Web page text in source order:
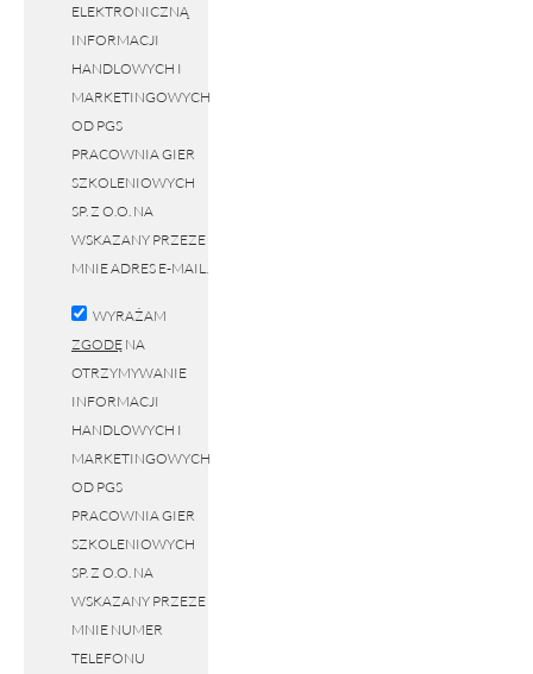
ELEKTRONICZNĄ
INFORMACJI
HANDLOWYCH I
MARKETINGOWYCH
OD PGS
PRACOWNIA GIER
SZKOLENIOWYCH
SP. Z O.O. NA
WSKAZANY PRZEZE
MNIE ADRES E-MAIL.
WYRAŻAM
ZGODĘ NA
OTRZYMYWANIE
INFORMACJI
HANDLOWYCH I
MARKETINGOWYCH
OD PGS
PRACOWNIA GIER
SZKOLENIOWYCH
SP. Z O.O. NA
WSKAZANY PRZEZE
MNIE NUMER
TELEFONU